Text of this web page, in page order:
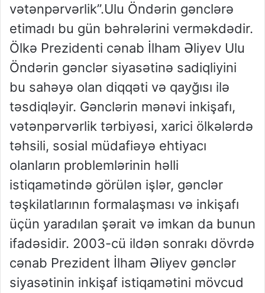
vətənpərvərlik”.Ulu Öndərin gənclərə
etimadı bu gün bəhrələrini verməkdədir.
Ölkə Prezidenti cənab İlham Əliyev Ulu
Öndərin gənclər siyasətinə sadiqliyini
bu sahəyə olan diqqəti və qayğısı ilə
təsdiqləyir. Gənclərin mənəvi inkişafı,
vətənpərvərlik tərbiyəsi, xarici ölkələrdə
təhsili, sosial müdafiəyə ehtiyacı
olanların problemlərinin həlli
istiqamətində görülən işlər, gənclər
təşkilatlarının formalaşması və inkişafı
üçün yaradılan şərait və imkan da bunun
ifadəsidir. 2003-cü ildən sonrakı dövrdə
cənab Prezident İlham Əliyev gənclər
siyasətinin inkişaf istiqamətini mövcud